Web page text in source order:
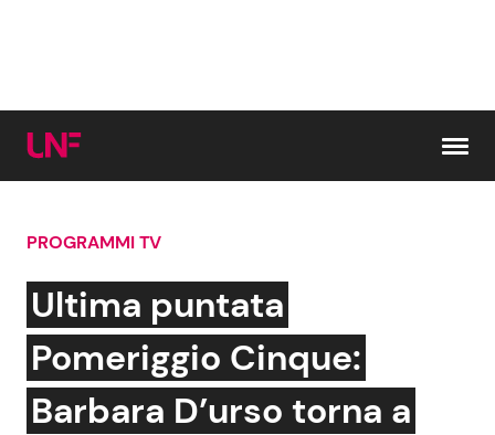
Cerca:
News e Cronaca
Attualità Italiana
Gossip e TV
Bellezze VIP
PROGRAMMI TV
Ultima puntata
Pomeriggio Cinque:
Barbara D’urso torna a